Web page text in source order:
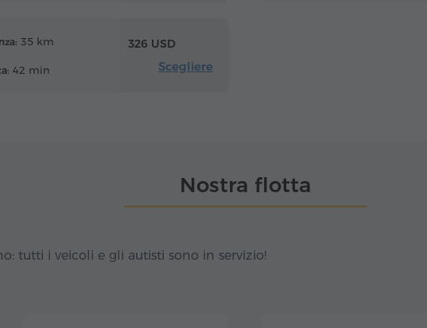
35 km
42 min
326 USD
Scegliere
Nostra flotta
tutti i veicoli e gli autisti sono in servizio!